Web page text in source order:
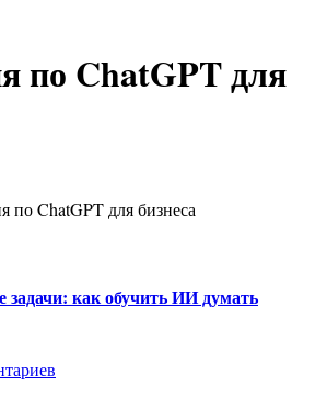
по ChatGPT для
по ChatGPT для бизнеса
как обучить ИИ думать